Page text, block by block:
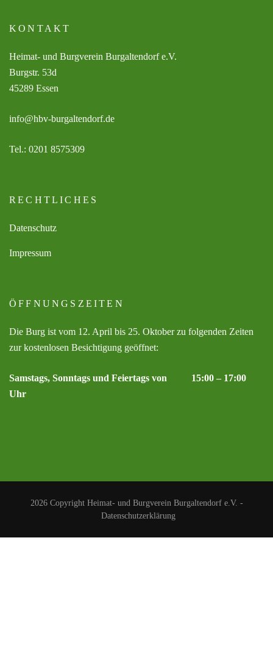
KONTAKT
Heimat- und Burgverein Burgaltendorf e.V.
Burgstr. 53d
45289 Essen
info@hbv-burgaltendorf.de
Tel.: 0201 8575309
RECHTLICHES
Datenschutz
Impressum
ÖFFNUNGSZEITEN
Die Burg ist vom 12. April bis 25. Oktober zu folgenden Zeiten
zur kostenlosen Besichtigung geöffnet:
Samstags, Sonntags und Feiertags von 15:00 – 17:00
Uhr
2026 Copyright Heimat- und Burgverein Burgaltendorf e.V. -
Datenschutzerklärung